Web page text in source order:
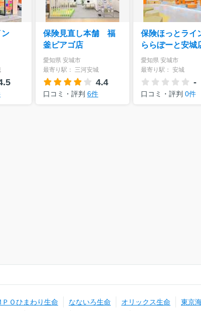
ン
保険見直し本舗 福
釜ピアゴ店
愛知県 安城市
最寄り駅： 三河安城
4.4
口コミ・評判 6件
保険ほっとラ
ららぽーと安城
愛知県 安城市
最寄り駅： 安城
-
口コミ・評判 0件
ＰＯひまわり生命 なないろ生命 オリックス生命
東京